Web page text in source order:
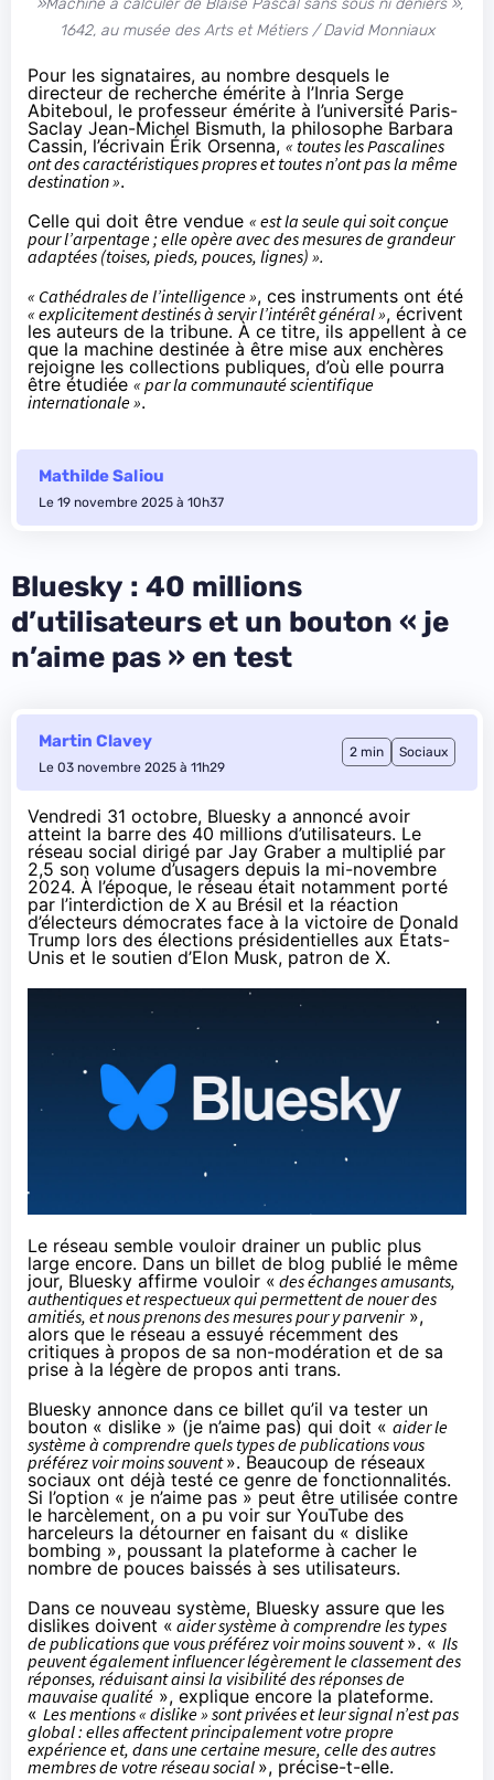
1642, au musée des Arts et Métiers /David Monniaux
Pour les signataires, au nombre desquels le
directeur de recherche émérite à l’Inria Serge
Abiteboul, le professeur émérite à l’université Paris-
Saclay Jean-Michel Bismuth, la philosophe Barbara
Cassin, l’écrivain Érik Orsenna, « toutes les Pascalines
ont des caractéristiques propres et toutes n’ont pas la même
destination ».
Celle qui doit être vendue « est la seule qui soit conçue
pour l’arpentage ; elle opère avec des mesures de grandeur
adaptées (toises, pieds, pouces, lignes) ».
« Cathédrales de l’intelligence », ces instruments ont été
« explicitement destinés à servir l’intérêt général », écrivent
les auteurs de la tribune. À ce titre, ils appellent à ce
que la machine destinée à être mise aux enchères
rejoigne les collections publiques, d’où elle pourra
être étudiée « par la communauté scientifique
internationale ».
Mathilde Saliou
Le 19 novembre 2025 à 10h37
Bluesky : 40 millions
d’utilisateurs et un bouton « je
n’aime pas » en test
Martin Clavey
Le 03 novembre 2025 à 11h29
2 min Sociaux
Vendredi 31 octobre, Bluesky a annoncé avoir
atteint la barre des 40 millions d’utilisateurs. Le
réseau social dirigé par Jay Graber a multiplié par
2,5 son volume d’usagers depuis la mi-novembre
2024. À l’époque, le réseau était notamment porté
par l’interdiction de X au Brésil et la réaction
d’électeurs démocrates face à la victoire de Donald
Trump lors des élections présidentielles aux États-
Unis et le soutien d’Elon Musk, patron de X.
Le réseau semble vouloir drainer un public plus
large encore. Dans un billet de blog publié le même
jour, Bluesky affirme vouloir « des échanges amusants,
authentiques et respectueux qui permettent de nouer des
amitiés, et nous prenons des mesures pour y parvenir»,
alors que le réseau a essuyé récemment des
critiques à propos de sa non-modération et de sa
prise à la légère de propos anti trans.
Bluesky annonce dans ce billet qu’il va tester un
bouton « dislike » (je n’aime pas) qui doit « aider le
système à comprendre quels types de publications vous
préférez voir moins souvent». Beaucoup de réseaux
sociaux ont déjà testé ce genre de fonctionnalités.
Si l’option « je n’aime pas » peut être utilisée contre
le harcèlement, on a pu voir sur YouTube des
harceleurs la détourner en faisant du « dislike
bombing », poussant la plateforme à cacher le
nombre de pouces baissés à ses utilisateurs.
Dans ce nouveau système, Bluesky assure que les
dislikes doivent « aider système à comprendre les types
de publications que vous préférez voir moins souvent». « Ils
peuvent également influencer légèrement le classement des
réponses, réduisant ainsi la visibilité des réponses de
mauvaise qualité », explique encore la plateforme.
« Les mentions « dislike » sont privées et leur signal n’est pas
global : elles affectent principalement votre propre
expérience et, dans une certaine mesure, celle des autres
membres de votre réseau social », précise-t-elle.